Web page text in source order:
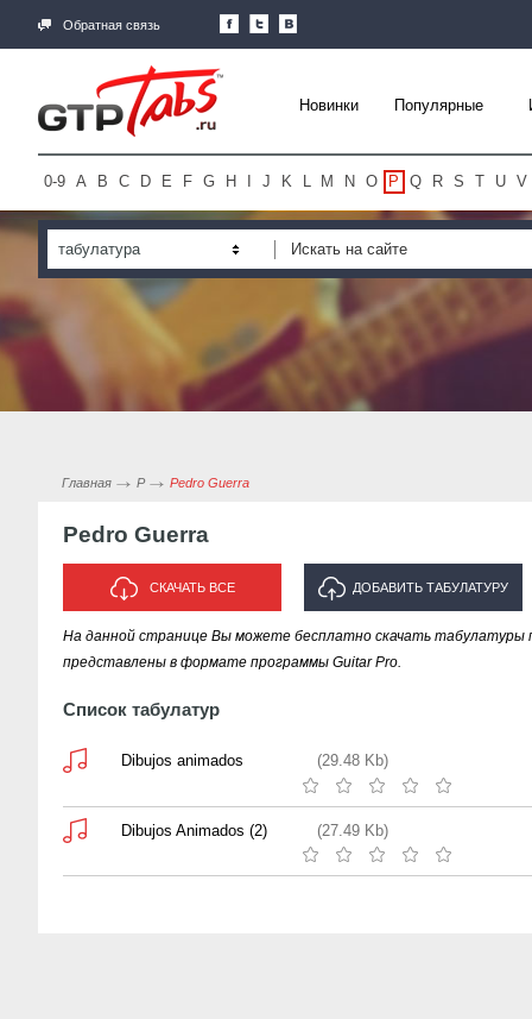
Обратная связь
Новинки Популярные
0-9 A B C D E F G H J K L M N O P Q R S T U V
табулатура
Главная P Pedro Guerra
Pedro Guerra
СКАЧАТЬ ВСЕ ДОБАВИТЬ ТАБУЛАТУРУ
ИСПОЛНИТЕЛЯ "PEDRO
На данной странице Вы можете бесплатно скачать табулатуры
представлены в формате программы Guitar Pro.
Список табулатур
Dibujos animados (29.48 Kb)
Dibujos Animados (2) (27.49 Kb)